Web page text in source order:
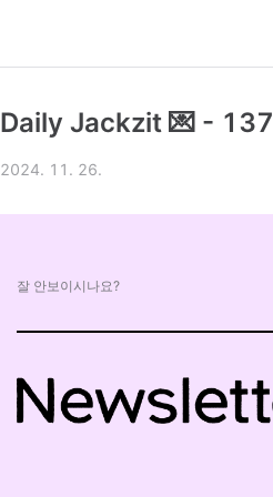
Daily Jackzit 💌 - 137
2024. 11. 26.
잘 안보이시나요?